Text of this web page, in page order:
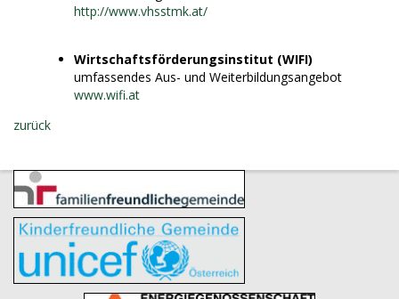
http://www.vhsstmk.at/
Wirtschaftsförderungsinstitut (WIFI)
umfassendes Aus- und Weiterbildungsangebot
www.wifi.at
zurück